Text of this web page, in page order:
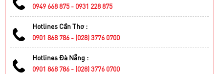
0949 668 875 - 0931 228 875
Hotlines Cần Thơ :
0901 868 786 - (028) 3776 0700
Hotlines Đà Nẵng :
0901 868 786 - (028) 3776 0700